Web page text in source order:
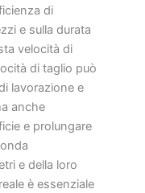
di
e sulla durata
velocità di
di taglio può
lavorazione e
anche
e prolungare
e della loro
è essenziale